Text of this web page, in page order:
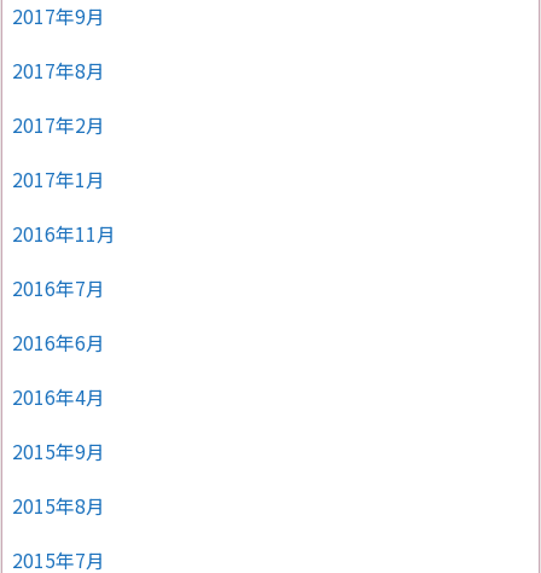
2017年9月
2017年8月
2017年2月
2017年1月
2016年11月
2016年7月
2016年6月
2016年4月
2015年9月
2015年8月
2015年7月